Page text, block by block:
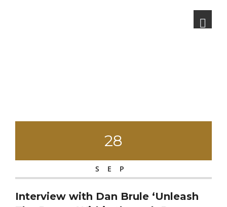
28
SEP
Interview with Dan Brule ‘Unleash